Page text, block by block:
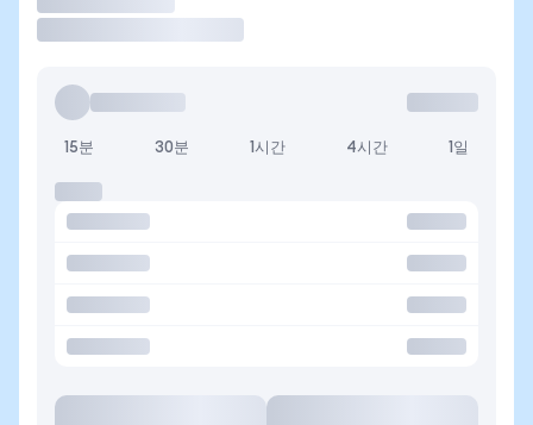
15분 30분 1시간 4시간 1일